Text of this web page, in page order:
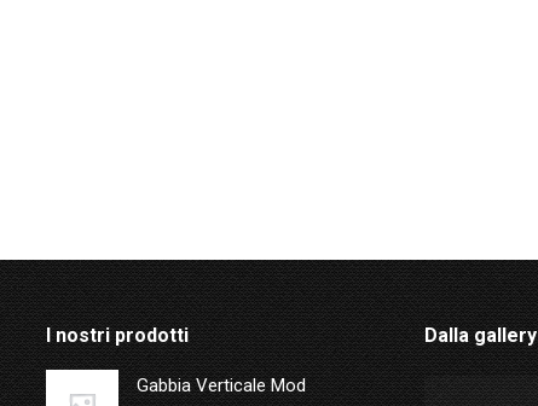
I nostri prodotti
Gabbia Verticale Mod
Dalla gallery